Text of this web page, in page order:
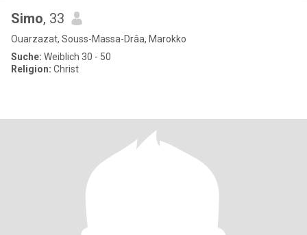
Simo, 33
Ouarzazat, Souss-Massa-Drâa, Marokko
Suche: Weiblich 30 - 50
Religion: Christ